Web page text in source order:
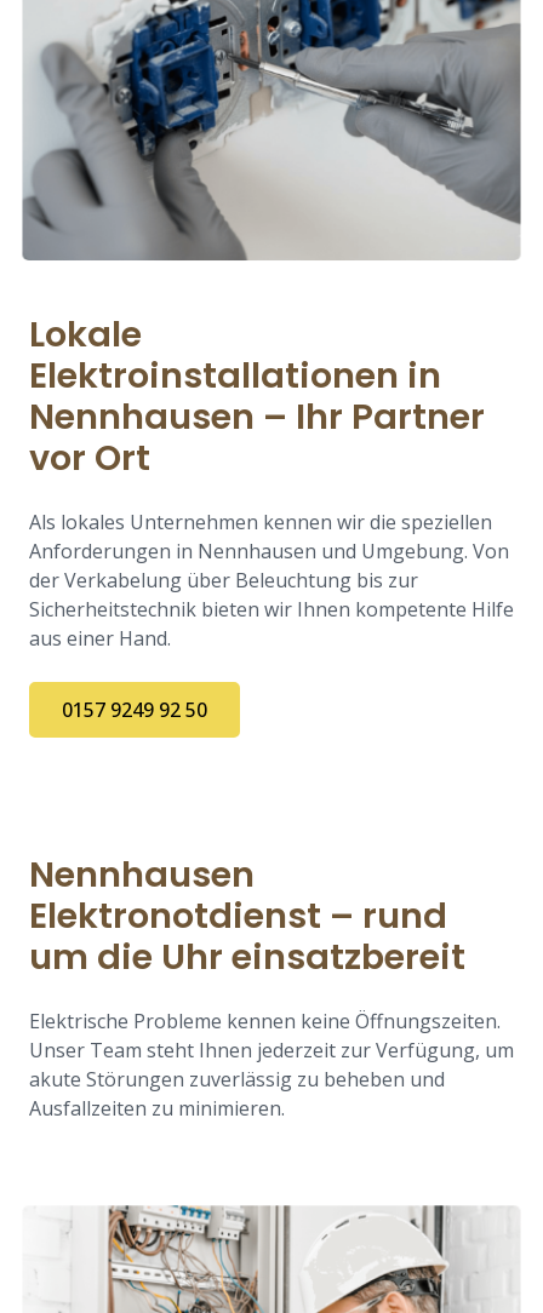
Lokale
Elektroinstallationen in
Nennhausen – Ihr Partner
vor Ort
Als lokales Unternehmen kennen wir die speziellen
Anforderungen in Nennhausen und Umgebung. Von
der Verkabelung über Beleuchtung bis zur
Sicherheitstechnik bieten wir Ihnen kompetente Hilfe
aus einer Hand.
0157 9249 92 50
Nennhausen
Elektronotdienst – rund
um die Uhr einsatzbereit
Elektrische Probleme kennen keine Öffnungszeiten.
Unser Team steht Ihnen jederzeit zur Verfügung, um
akute Störungen zuverlässig zu beheben und
Ausfallzeiten zu minimieren.